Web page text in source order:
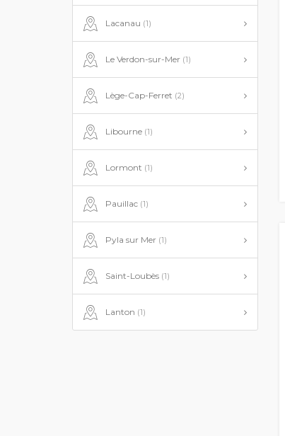
Lacanau (1)
Le Verdon-sur-Mer (1)
Lège-Cap-Ferret (2)
Libourne (1)
Lormont (1)
Pauillac (1)
Pyla sur Mer (1)
Saint-Loubès (1)
Lanton (1)